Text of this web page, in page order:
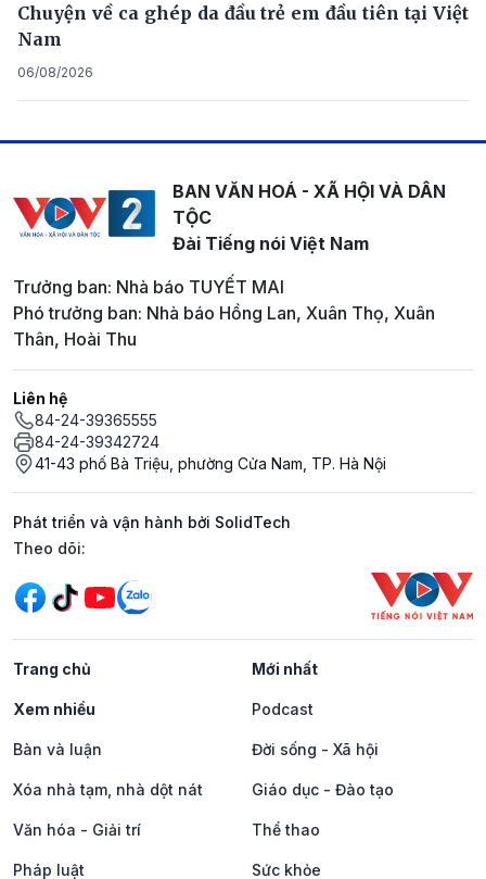
Chuyện về ca ghép da đầu trẻ em đầu tiên tại Việt
Nam
06/08/2026
BAN VĂN HOÁ - XÃ HỘI VÀ DÂN
TỘC
Đài Tiếng nói Việt Nam
Trưởng ban: Nhà báo TUYẾT MAI
Phó trưởng ban: Nhà báo Hồng Lan, Xuân Thọ, Xuân
Thân, Hoài Thu
Liên hệ
84-24-39365555
84-24-39342724
41-43 phố Bà Triệu, phường Cửa Nam, TP. Hà Nội
Phát triển và vận hành bởi SolidTech
Mạng xã hội
Theo dõi:
Trang chủ Mới nhất
Xem nhiều Podcast
Bàn và luận Đời sống - Xã hội
Xóa nhà tạm, nhà dột nát Giáo dục - Đào tạo
Văn hóa - Giải trí Thể thao
Pháp luật Sức khỏe